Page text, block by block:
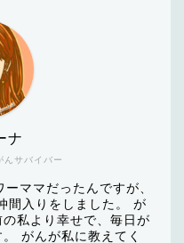
んサバイバー
ナ
ママだったんですが、
間入りをしました。 が
私より幸せで、毎日が
がんが私に教えてく